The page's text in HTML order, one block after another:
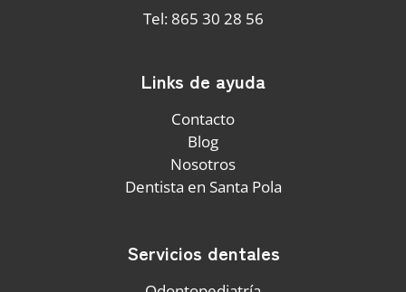
Tel: 865 30 28 56
Links de ayuda
Contacto
Blog
Nosotros
Dentista en Santa Pola
Servicios dentales